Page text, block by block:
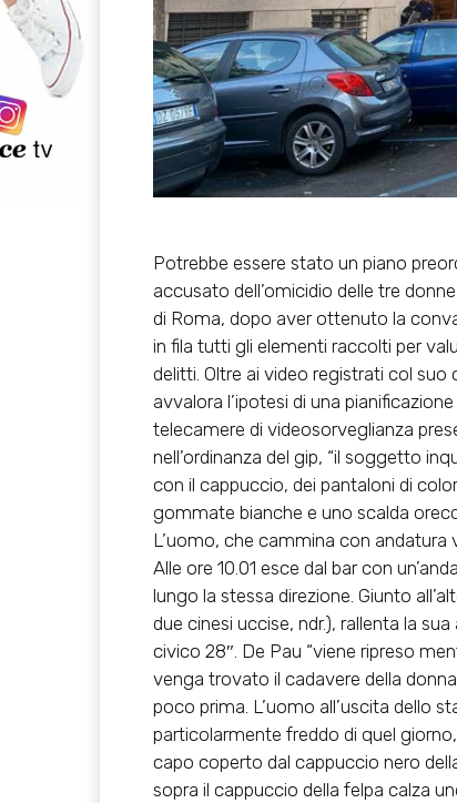
Potrebbe essere stato un piano
accusato dell’omicidio delle tre
di Roma, dopo aver ottenuto la
in fila tutti gli elementi raccolti per
delitti. Oltre ai video registrati col suo
avvalora l’ipotesi di una
telecamere di videosorveglianza
nell’ordinanza del gip, “il soggetto
con il cappuccio, dei pantaloni di
gommate bianche e uno scalda
L’uomo, che cammina con andatura
Alle ore 10.01 esce dal bar con
lungo la stessa direzione. Giunto
due cinesi uccise, ndr.), rallenta la
civico 28″. De Pau “viene ripreso
venga trovato il cadavere della
poco prima. L’uomo all’uscita dello
particolarmente freddo di quel
capo coperto dal cappuccio nero
sopra il cappuccio della felpa calza